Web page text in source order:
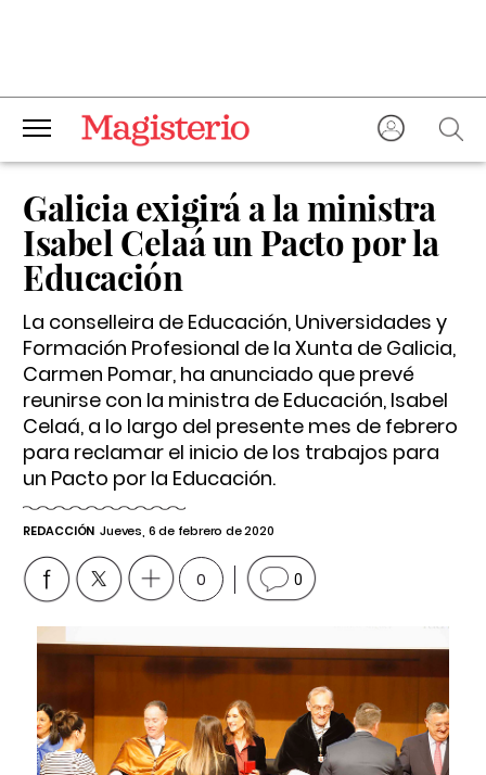
Galicia exigirá a la ministra
Isabel Celaá un Pacto por la
Educación
La conselleira de Educación, Universidades y
Formación Profesional de la Xunta de Galicia,
Carmen Pomar, ha anunciado que prevé
reunirse con la ministra de Educación, Isabel
Celaá, a lo largo del presente mes de febrero
para reclamar el inicio de los trabajos para
un Pacto por la Educación.
REDACCIÓN Jueves, 6 de febrero de 2020
0 0